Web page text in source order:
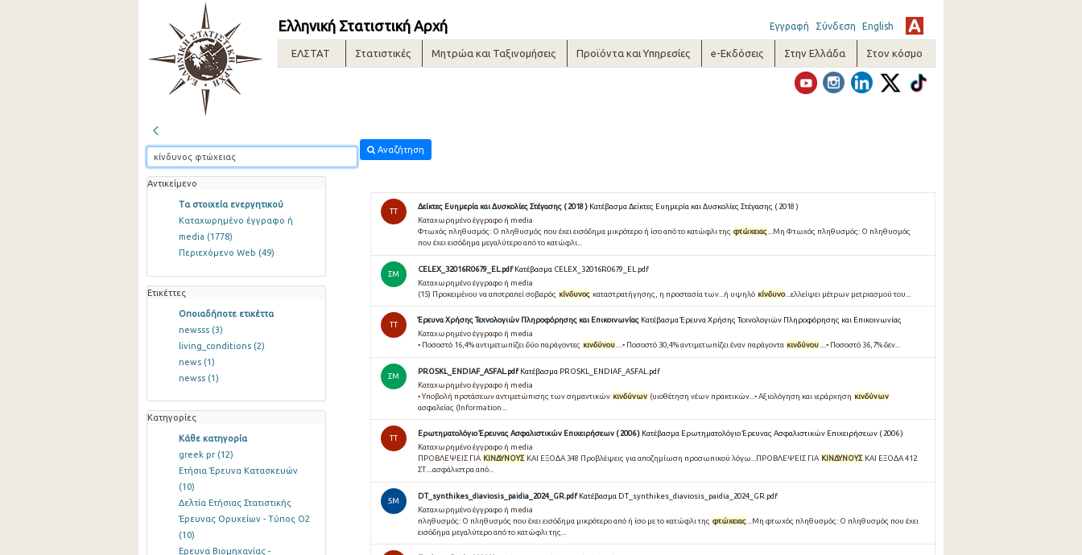
Ελληνική Στατιστική Αρχή Εγγραφή Σύνδεση English
ΕΛΣΤΑΤ Στατιστικές Μητρώα και Ταξινομήσεις Προϊόντα και Υπηρεσίες e-Εκδόσεις Στην Ελλάδα Στον κόσμο
Αναζήτηση
Αντικείμενο
Τα στοιχεία ενεργητικού
Καταχωρημένο έγγραφο ή
media (1778)
Περιεχόμενο Web (49)
Ετικέττες
Οποιαδήποτε ετικέττα
newsss (3)
living_conditions (2)
news (1)
newss (1)
Κατηγορίες
Κάθε κατηγορία
greek pr (12)
Ετήσια Έρευνα Κατασκευών
(10)
Δελτία Ετήσιας Στατιστικής
Έρευνας Ορυχείων - Τύπος Ο2
(10)
Ερευνα Βιομηχανίας -
TT
Δείκτες Ευημερία και Δυσκολίες Στέγασης ( 2018 ) Κατέβασμα Δείκτες Ευημερία και Δυσκολίες Στέγασης ( 2018 )
Καταχωρημένο έγγραφο ή media
Φτωχός πληθυσμός: Ο πληθυσμός που έχει εισόδημα μικρότερο ή ίσο από το κατώφλι της φτώχειας...Μη Φτωχός πληθυσμός: Ο πληθυσμός
που έχει εισόδημα μεγαλύτερο από το κατώφλι...
ΣΜ
CELEX_32016R0679_EL.pdf Κατέβασμα CELEX_32016R0679_EL.pdf
Καταχωρημένο έγγραφο ή media
(15) Προκειμένου να αποτραπεί σοβαρός κίνδυνος καταστρατήγησης, η προστασία των...ή υψηλό κίνδυνο ...ελλείψει μέτρων μετριασμού του...
TT
Έρευνα Χρήσης Τεχνολογιών Πληροφόρησης και Επικοινωνίας Κατέβασμα Έρευνα Χρήσης Τεχνολογιών Πληροφόρησης και Επικοινωνίας
Καταχωρημένο έγγραφο ή media
• Ποσοστό 16,4% αντιµετωπίζει δύο παράγοντες κινδύνου....• Ποσοστό 30,4% αντιµετωπίζει έναν παράγοντα κινδύνου....• Ποσοστό 36,7% δεν...
ΣΜ
PROSKL_ENDIAF_ASFAL.pdf Κατέβασμα PROSKL_ENDIAF_ASFAL.pdf
Καταχωρημένο έγγραφο ή media
• Υποβολή προτάσεων αντιμετώπισης των σημαντικών κινδύνων (υιοθέτηση νέων πρακτικών...• Αξιολόγηση και ιεράρχηση κινδύνων
ασφαλείας (Information...
TT
Ερωτηματολόγιο Έρευνας Ασφαλιστικών Επιχειρήσεων ( 2006 ) Κατέβασμα Ερωτηματολόγιο Έρευνας Ασφαλιστικών Επιχειρήσεων ( 2006 )
Καταχωρημένο έγγραφο ή media
ΠΡΟΒΛΕΨΕΙΣ ΓΙΑ ΚΙΝΔΥΝΟΥΣ ΚΑΙ ΕΞΟΔΑ 348 Προβλέψεις για αποζημίωση προσωπικού λόγω...ΠΡΟΒΛΕΨΕΙΣ ΓΙΑ ΚΙΝΔΥΝΟΥΣ ΚΑΙ ΕΞΟΔΑ 412
ΣΤ....ασφάλιστρα από...
SM
DT_synthikes_diaviosis_paidia_2024_GR.pdf Κατέβασμα DT_synthikes_diaviosis_paidia_2024_GR.pdf
Καταχωρημένο έγγραφο ή media
πληθυσμός: Ο πληθυσμός που έχει εισόδημα μικρότερο από ή ίσο με το κατώφλι της φτώχειας ...Μη φτωχός πληθυσμός: Ο πληθυσμός που έχει
εισόδημα μεγαλύτερο από το κατώφλι της...